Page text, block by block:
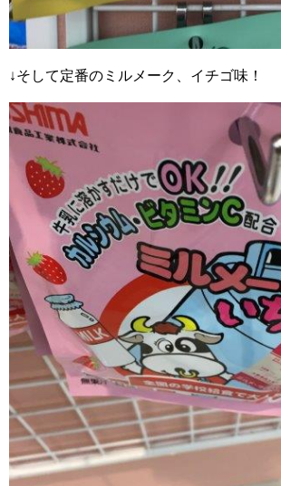
↓そして定番のミルメーク、イチゴ味！